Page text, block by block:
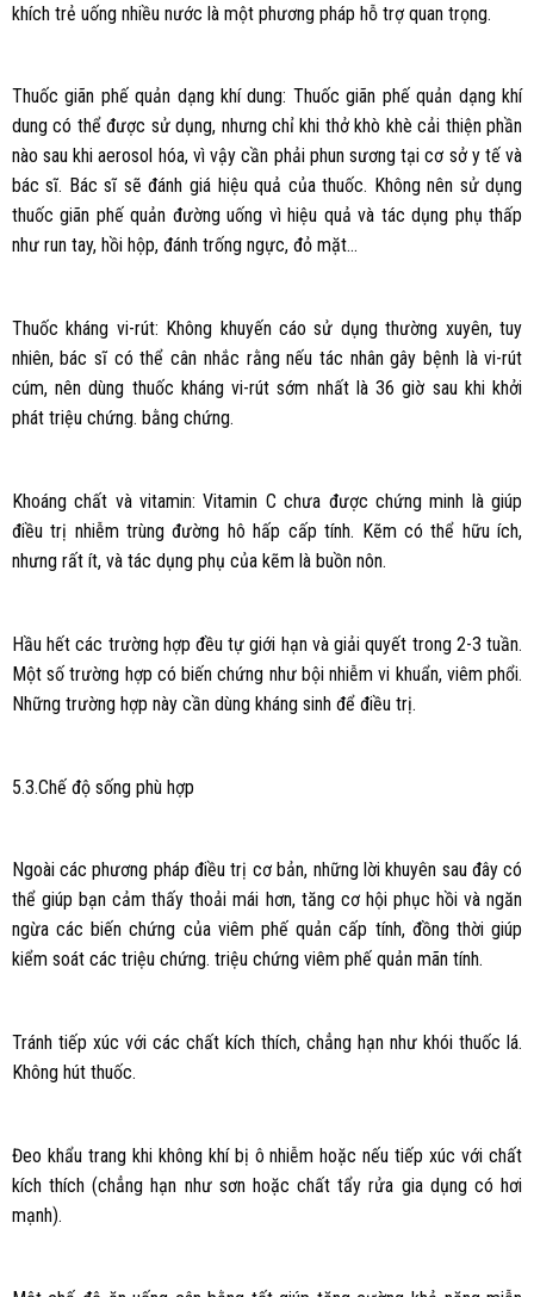
khích trẻ uống nhiều nước là một phương pháp hỗ trợ quan trọng.
Thuốc giãn phế quản dạng khí dung: Thuốc giãn phế quản dạng khí
dung có thể được sử dụng, nhưng chỉ khi thở khò khè cải thiện phần
nào sau khi aerosol hóa, vì vậy cần phải phun sương tại cơ sở y tế và
bác sĩ. Bác sĩ sẽ đánh giá hiệu quả của thuốc. Không nên sử dụng
thuốc giãn phế quản đường uống vì hiệu quả và tác dụng phụ thấp
như run tay, hồi hộp, đánh trống ngực, đỏ mặt…
Thuốc kháng vi-rút: Không khuyến cáo sử dụng thường xuyên, tuy
nhiên, bác sĩ có thể cân nhắc rằng nếu tác nhân gây bệnh là vi-rút
cúm, nên dùng thuốc kháng vi-rút sớm nhất là 36 giờ sau khi khởi
phát triệu chứng. bằng chứng.
Khoáng chất và vitamin: Vitamin C chưa được chứng minh là giúp
điều trị nhiễm trùng đường hô hấp cấp tính. Kẽm có thể hữu ích,
nhưng rất ít, và tác dụng phụ của kẽm là buồn nôn.
Hầu hết các trường hợp đều tự giới hạn và giải quyết trong 2-3 tuần.
Một số trường hợp có biến chứng như bội nhiễm vi khuẩn, viêm phổi.
Những trường hợp này cần dùng kháng sinh để điều trị.
5.3.Chế độ sống phù hợp
Ngoài các phương pháp điều trị cơ bản, những lời khuyên sau đây có
thể giúp bạn cảm thấy thoải mái hơn, tăng cơ hội phục hồi và ngăn
ngừa các biến chứng của viêm phế quản cấp tính, đồng thời giúp
kiểm soát các triệu chứng. triệu chứng viêm phế quản mãn tính.
Tránh tiếp xúc với các chất kích thích, chẳng hạn như khói thuốc lá.
Không hút thuốc.
Đeo khẩu trang khi không khí bị ô nhiễm hoặc nếu tiếp xúc với chất
kích thích (chẳng hạn như sơn hoặc chất tẩy rửa gia dụng có hơi
mạnh).